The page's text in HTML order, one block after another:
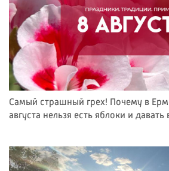
Самый страшный грех! Почему в
августа нельзя есть яблоки и давать